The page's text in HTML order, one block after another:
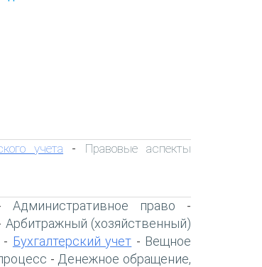
учета - Правовые аспекты
Административное право -
Арбитражный (хозяйственный)
- Бухгалтерский учет - Вещное
- Денежное обращение,